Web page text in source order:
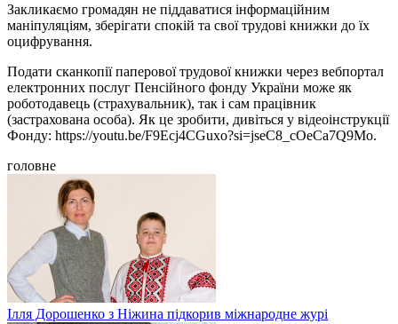
Закликаємо громадян не піддаватися інформаційним
маніпуляціям, зберігати спокій та свої трудові книжки до їх
оцифрування.
Подати сканкопії паперової трудової книжки через вебпортал
електронних послуг Пенсійного фонду України може як
роботодавець (страхувальник), так і сам працівник
(застрахована особа). Як це зробити, дивіться у відеоінструкції
Фонду: https://youtu.be/F9Ecj4CGuxo?si=jseC8_cOeCa7Q9Mo.
головне
Ілля Дорошенко з Ніжина підкорив міжнародне журі